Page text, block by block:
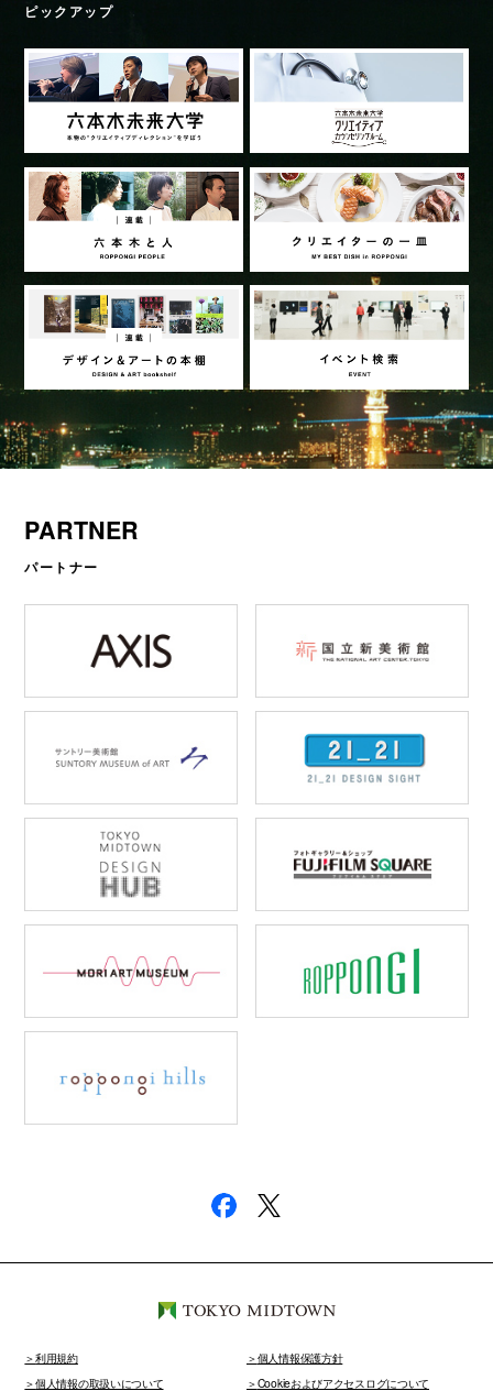
ピックアップ
PARTNER
パートナー
利用規約
個人情報保護方針
個人情報の取扱いについて
Cookieおよびアクセスログについて